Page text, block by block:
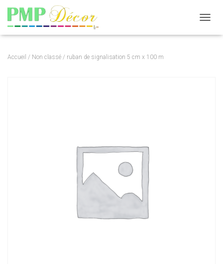
Accueil / Non classé / ruban de signalisation 5 cm x 100 m